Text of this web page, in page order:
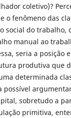
coletivo)?
o fenômeno das
social do trabalho,
manual ao
seria a posição
produtiva que
determinada
possível
sobretudo a
primitiva,